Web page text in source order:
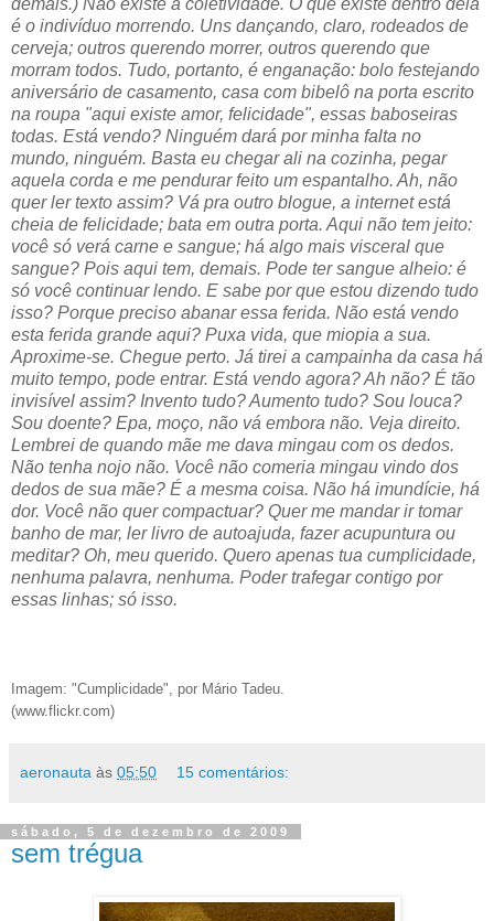
é o indivíduo morrendo. Uns dançando, claro, rodeados de
cerveja; outros querendo morrer, outros querendo que
morram todos. Tudo, portanto, é enganação: bolo festejando
aniversário de casamento, casa com bibelô na porta escrito
na roupa "aqui existe amor, felicidade", essas baboseiras
todas. Está vendo? Ninguém dará por minha falta no
mundo, ninguém. Basta eu chegar ali na cozinha, pegar
aquela corda e me pendurar feito um espantalho. Ah, não
quer ler texto assim? Vá pra outro blogue, a internet está
cheia de felicidade; bata em outra porta. Aqui não tem jeito:
você só verá carne e sangue; há algo mais visceral que
sangue? Pois aqui tem, demais. Pode ter sangue alheio: é
só você continuar lendo. E sabe por que estou dizendo tudo
isso? Porque preciso abanar essa ferida. Não está vendo
esta ferida grande aqui? Puxa vida, que miopia a sua.
Aproxime-se. Chegue perto. Já tirei a campainha da casa há
muito tempo, pode entrar. Está vendo agora? Ah não? É tão
invisível assim? Invento tudo? Aumento tudo? Sou louca?
Sou doente? Epa, moço, não vá embora não. Veja direito.
Lembrei de quando mãe me dava mingau com os dedos.
Não tenha nojo não. Você não comeria mingau vindo dos
dedos de sua mãe? É a mesma coisa. Não há imundície, há
dor. Você não quer compactuar? Quer me mandar ir tomar
banho de mar, ler livro de autoajuda, fazer acupuntura ou
meditar? Oh, meu querido. Quero apenas tua cumplicidade,
nenhuma palavra, nenhuma. Poder trafegar contigo por
essas linhas; só isso.
Imagem: "Cumplicidade", por Mário Tadeu.
(www.flickr.com)
aeronauta às 05:50 15 comentários:
sábado, 5 de dezembro de 2009
sem trégua